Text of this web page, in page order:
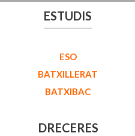
ESTUDIS
ESO
BATXILLERAT
BATXIBAC
DRECERES